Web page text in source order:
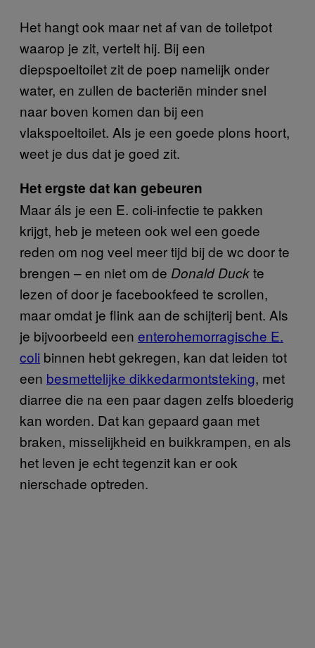
Het hangt ook maar net af van de toiletpot
waarop je zit, vertelt hij. Bij een
diepspoeltoilet zit de poep namelijk onder
water, en zullen de bacteriën minder snel
naar boven komen dan bij een
vlakspoeltoilet. Als je een goede plons hoort,
weet je dus dat je goed zit.
Het ergste dat kan gebeuren
Maar áls je een E. coli-infectie te pakken
krijgt, heb je meteen ook wel een goede
reden om nog veel meer tijd bij de wc door te
brengen – en niet om de Donald Duckte
lezen of door je facebookfeed te scrollen,
maar omdat je flink aan de schijterij bent. Als
je bijvoorbeeld een enterohemorragische E.
coli binnen hebt gekregen, kan dat leiden tot
een besmettelijke dikkedarmontsteking, met
diarree die na een paar dagen zelfs bloederig
kan worden. Dat kan gepaard gaan met
braken, misselijkheid en buikkrampen, en als
het leven je echt tegenzit kan er ook
nierschade optreden.